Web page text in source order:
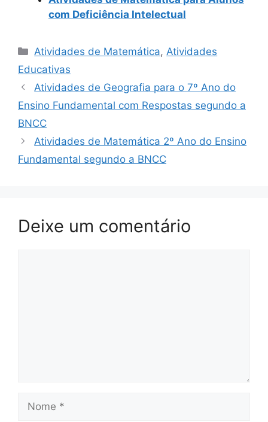
com Deficiência Intelectual
Categorias
Atividades de Matemática, Atividades
Educativas
Atividades de Geografia para o 7º Ano do
Ensino Fundamental com Respostas segundo a
BNCC
Atividades de Matemática 2º Ano do Ensino
Fundamental segundo a BNCC
Deixe um comentário